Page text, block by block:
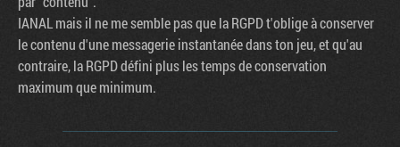
IANAL mais il ne me semble pas que la RGPD t'oblige à conserver
le contenu d'une messagerie instantanée dans ton jeu, et qu'au
contraire, la RGPD défini plus les temps de conservation
maximum que minimum.